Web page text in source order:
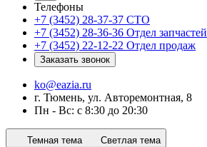
Телефоны
+7 (3452) 28-37-37 СТО
+7 (3452) 28-36-36 Отдел запчастей
+7 (3452) 22-12-22 Отдел продаж
Заказать звонок
ko@eazia.ru
г. Тюмень, ул. Авторемонтная, 8
Пн - Вс: с 8:30 до 20:30
Темная тема Светлая тема